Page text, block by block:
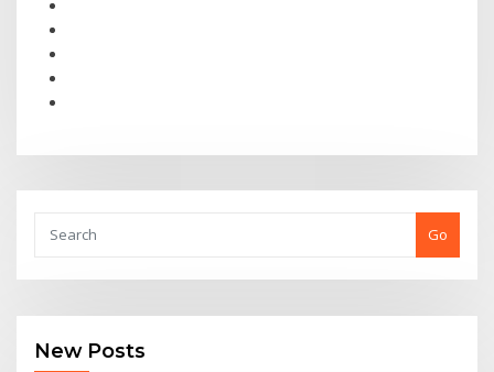
Go
New Posts